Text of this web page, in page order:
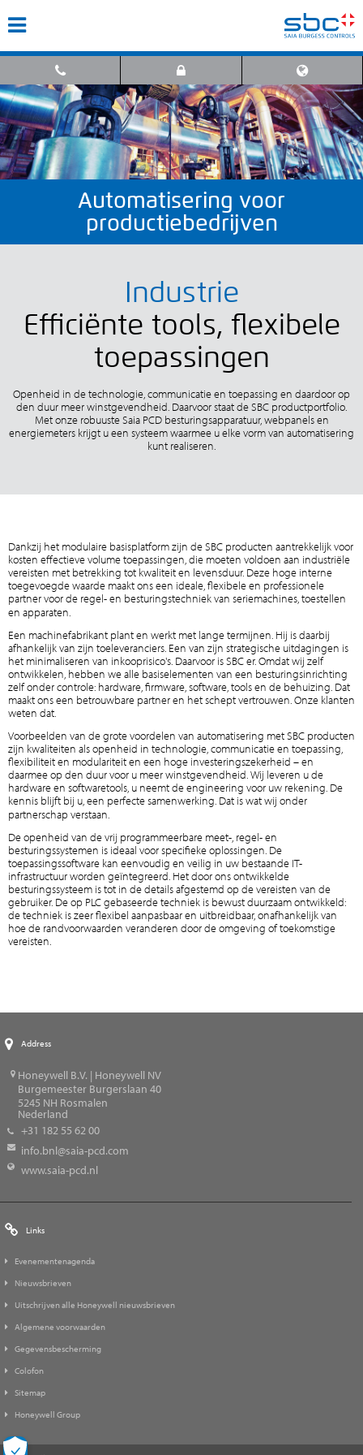
Automatisering voor
productiebedrijven
Industrie
Efficiënte tools, flexibele
toepassingen
Openheid in de technologie, communicatie en toepassing en daardoor op
den duur meer winstgevendheid. Daarvoor staat de SBC productportfolio.
Met onze robuuste Saia PCD besturingsapparatuur, webpanels en
energiemeters krijgt u een systeem waarmee u elke vorm van automatisering
kunt realiseren.
Dankzij het modulaire basisplatform zijn de SBC producten aantrekkelijk voor
kosten effectieve volume toepassingen, die moeten voldoen aan industriële
vereisten met betrekking tot kwaliteit en levensduur. Deze hoge interne
toegevoegde waarde maakt ons een ideale, flexibele en professionele
partner voor de regel- en besturingstechniek van seriemachines, toestellen
en apparaten.
Een machinefabrikant plant en werkt met lange termijnen. Hij is daarbij
afhankelijk van zijn toeleveranciers. Een van zijn strategische uitdagingen is
het minimaliseren van inkooprisico's. Daarvoor is SBC er. Omdat wij zelf
ontwikkelen, hebben we alle basiselementen van een besturingsinrichting
zelf onder controle: hardware, firmware, software, tools en de behuizing. Dat
maakt ons een betrouwbare partner en het schept vertrouwen. Onze klanten
weten dat.
Voorbeelden van de grote voordelen van automatisering met SBC producten
zijn kwaliteiten als openheid in technologie, communicatie en toepassing,
flexibiliteit en modulariteit en een hoge investeringszekerheid – en
daarmee op den duur voor u meer winstgevendheid. Wij leveren u de
hardware en softwaretools, u neemt de engineering voor uw rekening. De
kennis blijft bij u, een perfecte samenwerking. Dat is wat wij onder
partnerschap verstaan.
De openheid van de vrij programmeerbare meet-, regel- en
besturingssystemen is ideaal voor specifieke oplossingen. De
toepassingssoftware kan eenvoudig en veilig in uw bestaande IT-
infrastructuur worden geïntegreerd. Het door ons ontwikkelde
besturingssysteem is tot in de details afgestemd op de vereisten van de
gebruiker. De op PLC gebaseerde techniek is bewust duurzaam ontwikkeld:
de techniek is zeer flexibel aanpasbaar en uitbreidbaar, onafhankelijk van
hoe de randvoorwaarden veranderen door de omgeving of toekomstige
vereisten.
Address
Honeywell B.V. | Honeywell NV
Burgemeester Burgerslaan 40
5245 NH Rosmalen
Nederland
+31 182 55 62 00
info.bnl@saia-pcd.com
www.saia-pcd.nl
Links
Evenementenagenda
Nieuwsbrieven
Uitschrijven alle Honeywell nieuwsbrieven
Algemene voorwaarden
Gegevensbescherming
Colofon
Sitemap
Honeywell Group